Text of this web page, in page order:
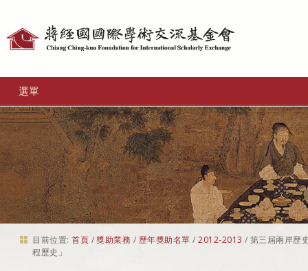
選單
目前位置: 首頁 /獎助業務 / 歷年獎助名單 /2012-2013 / 第三屆兩岸歷
程歷史」